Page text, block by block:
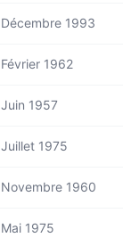
Décembre 1993
Février 1962
Juin 1957
Juillet 1975
Novembre 1960
Mai 1975